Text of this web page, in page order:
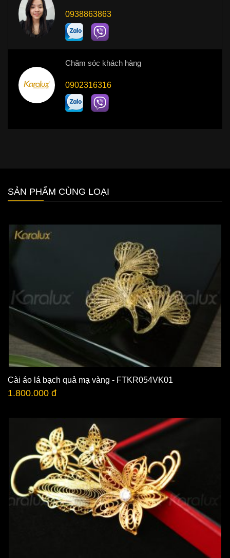
0938863863
Chăm sóc khách hàng
0902316316
SẢN PHẨM CÙNG LOẠI
Cài áo lá bạch quả mạ vàng - FTKR054VK01
1.800.000 đ